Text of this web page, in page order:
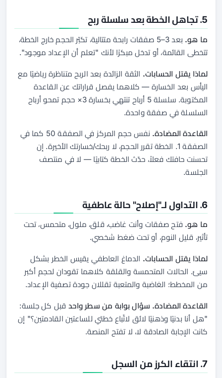
5. تجاهل الخطة بعد سلسلة ربح
ما هو.
بعد 3–5 صفقات رابحة متتالية، تكبّر الحجم خارج الخطة،
تتخطى القائمة، أو تدخل مبكرًا لأنك "تعلم أن الإعداد موجود".
لماذا يقتل الحسابات. الثقة الزائدة بعد الربح متناظرة رياضيًا مع
اليأس بعد الخسارة — كلاهما يفصل قراراتك عن القاعدة
المكتوبة. سلسلة 5 أرباح تنتهي بخسارة 3× حجم تمحو أرباح
السلسلة في صفقة واحدة.
القاعدة المضادة.
نفس حجم المركز في الصفقة 50 كما في
الصفقة 1. الخطة تقرر الحجم، لا ربحك/خسارتك الأخيرة. إن
تحسنت حافتك فعلاً، حدّث الخطة كتابيًا — لا في منتصف
الجلسة.
6. التداول لـ"إصلاح" حالة عاطفية
ما هو. فتح صفقات وأنت غاضب، قلق، ملول، متحمس، تحت
تأثير، قليل النوم، أو تحت ضغط شخصي.
لماذا يقتل الحسابات. الدماغ العاطفي يقيس الخطر بشكل
سيئ. الحالات المتحمسة والقلقة كلاهما تقودان لحجم أكبر
من المخطط؛ الغاضبة والمتعبة تقللان جودة تصفية الإعداد.
القاعدة المضادة. سؤال بوابة من سطر واحد قبل كل جلسة:
"هل أنا بدنيًا وذهنيًا لائق لاتّباع خطتي للساعتين القادمتين؟" إن
كانت الإجابة الصادقة لا، لا تفتح المنصة.
7. انتقاء الكرز من السجل